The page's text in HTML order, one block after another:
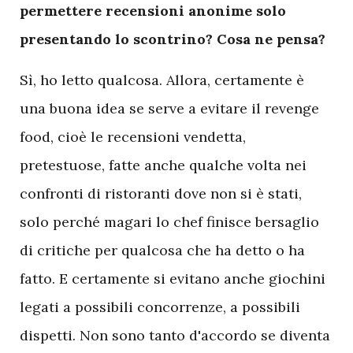
permettere recensioni anonime solo
presentando lo scontrino? Cosa ne pensa?
Sì, ho letto qualcosa. Allora, certamente è
una buona idea se serve a evitare il revenge
food, cioè le recensioni vendetta,
pretestuose, fatte anche qualche volta nei
confronti di ristoranti dove non si è stati,
solo perché magari lo chef finisce bersaglio
di critiche per qualcosa che ha detto o ha
fatto. E certamente si evitano anche giochini
legati a possibili concorrenze, a possibili
dispetti. Non sono tanto d'accordo se diventa